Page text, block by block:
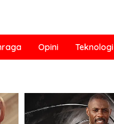
Opini Teknologi